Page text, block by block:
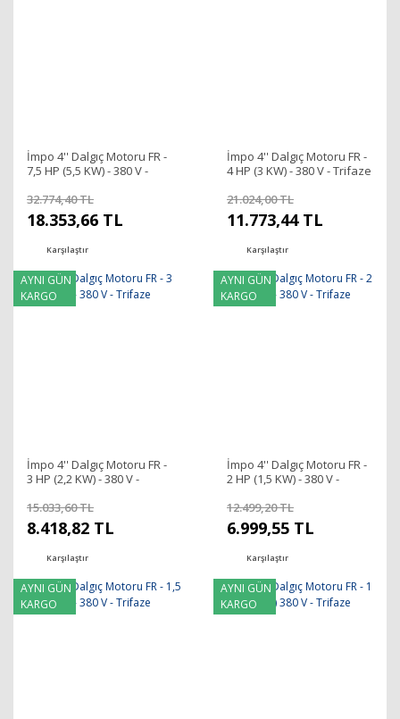
İmpo 4'' Dalgıç Motoru FR -
7,5 HP (5,5 KW) - 380 V -
32.774,40 TL
18.353,66 TL
Karşılaştır
İmpo 4'' Dalgıç Motoru FR -
4 HP (3 KW) - 380 V - Trifaze
21.024,00 TL
11.773,44 TL
Karşılaştır
AYNI GÜN
KARGO
İmpo 4'' Dalgıç Motoru FR -
3 HP (2,2 KW) - 380 V -
15.033,60 TL
8.418,82 TL
Karşılaştır
AYNI GÜN
KARGO
İmpo 4'' Dalgıç Motoru FR -
2 HP (1,5 KW) - 380 V -
12.499,20 TL
6.999,55 TL
Karşılaştır
AYNI GÜN
KARGO
AYNI GÜN
KARGO